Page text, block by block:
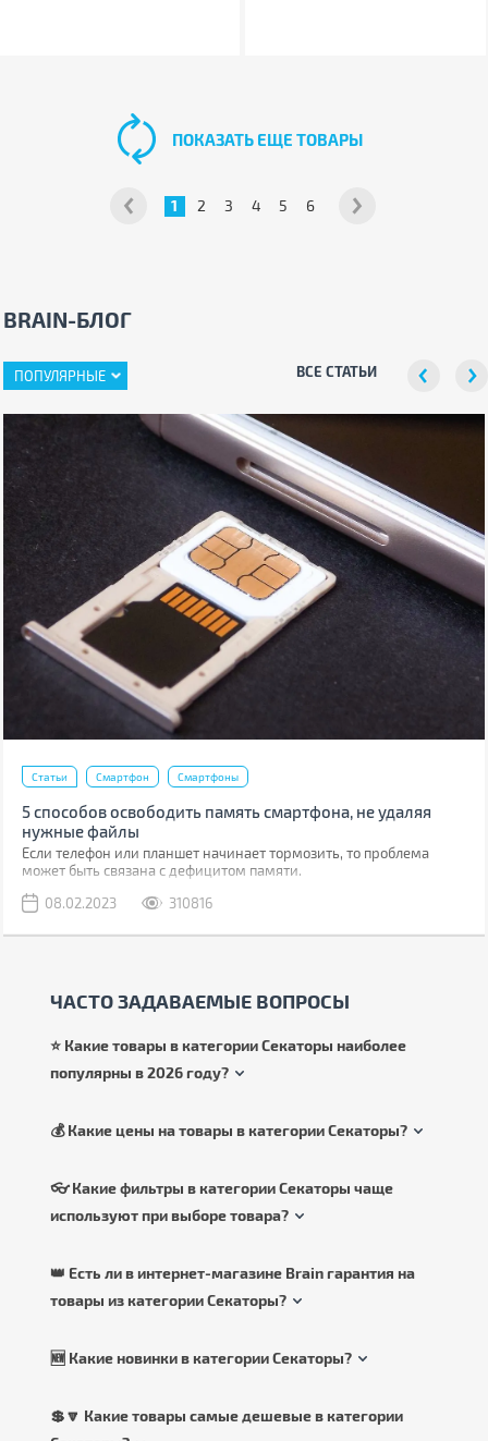
1 2 3 4 5 6
ПОКАЗАТЬ ЕЩЕ ТОВАРЫ
BRAIN-БЛОГ
ПОПУЛЯРНЫЕ ВСЕ СТАТЬИ
Статьи Смартфон Смартфоны
5 способов освободить память смартфона, не удаляя
нужные файлы
Если телефон или планшет начинает тормозить, то проблема
может быть связана с дефицитом памяти.
08.02.2023
310816
ЧАСТО ЗАДАВАЕМЫЕ ВОПРОСЫ
⭐ Какие товары в категории Секаторы наиболее
популярны в 2026 году?
💰 Какие цены на товары в категории Секаторы?
👓 Какие фильтры в категории Секаторы чаще
используют при выборе товара?
👑 Есть ли в интернет-магазине Brain гарантия на
товары из категории Секаторы?
🆕 Какие новинки в категории Секаторы?
💲🔽 Какие товары самые дешевые в категории